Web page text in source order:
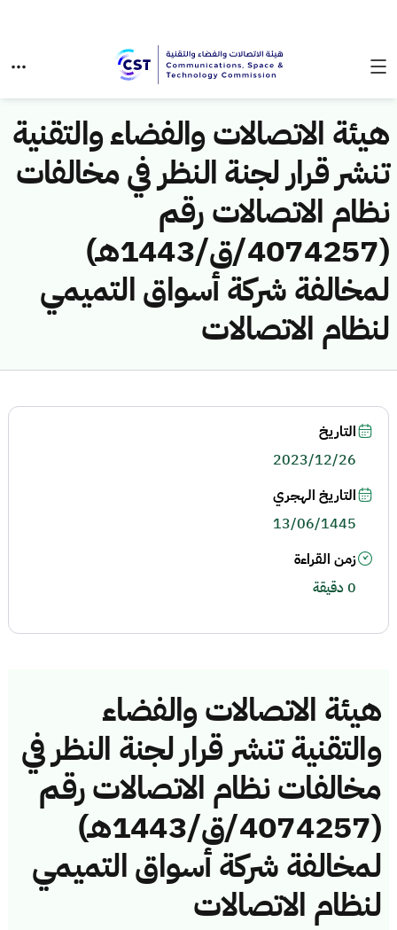
هيئة الاتصالات والفضاء والتقنية
تنشر قرار لجنة النظر في مخالفات
نظام الاتصالات رقم
(4074257/ق/1443هـ)
لمخالفة شركة أسواق التميمي
لنظام الاتصالات
هيئة الاتصالات والفضاء
والتقنية تنشر قرار لجنة النظر في
مخالفات نظام الاتصالات رقم
(4074257/ق/1443هـ)
لمخالفة شركة أسواق التميمي
لنظام الاتصالات
التاريخ
2023/12/26
التاريخ الهجري
13/06/1445
زمن القراءة
0 دقيقة